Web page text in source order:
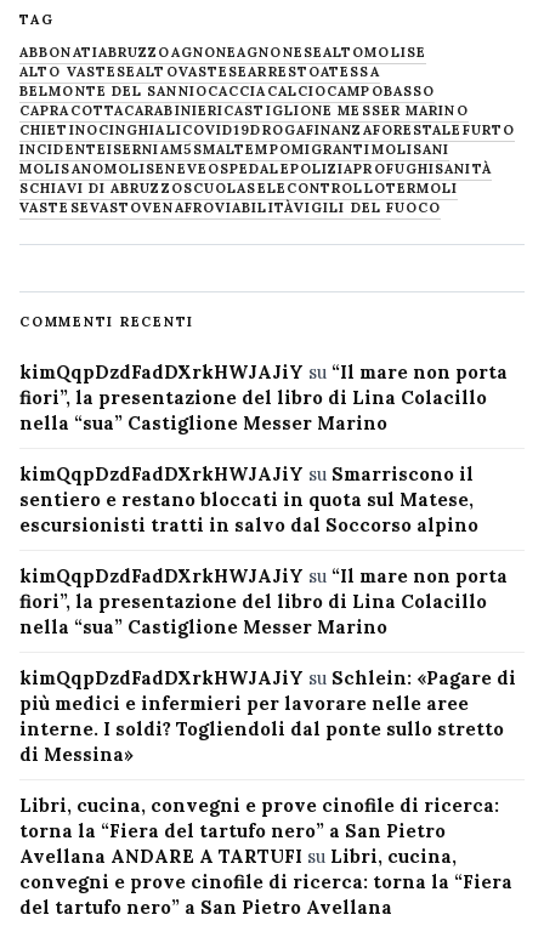
TAG
ABBONATIABRUZZOAGNONEAGNONESEALTOMOLISE
ALTO VASTESEALTOVASTESEARRESTOATESSA
BELMONTE DEL SANNIOCACCIACALCIOCAMPOBASSO
CAPRACOTTACARABINIERICASTIGLIONE MESSER MARINO
CHIETINOCINGHIALICOVID19DROGAFINANZAFORESTALE FURTO
INCIDENTEISERNIAM5SMALTEMPOMIGRANTIMOLISANI
MOLISANOMOLISENEVE OSPEDALEPOLIZIAPROFUGHISANITÀ
SCHIAVI DI ABRUZZOSCUOLASELECONTROLLOTERMOLI
VASTESEVASTOVENAFROVIABILITÀVIGILI DEL FUOCO
COMMENTI RECENTI
kimQqpDzdFadDXrkHWJAJiY su “Il mare non porta
fiori”, la presentazione del libro di Lina Colacillo
nella “sua” Castiglione Messer Marino
kimQqpDzdFadDXrkHWJAJiY su Smarriscono il
sentiero e restano bloccati in quota sul Matese,
escursionisti tratti in salvo dal Soccorso alpino
kimQqpDzdFadDXrkHWJAJiY su “Il mare non porta
fiori”, la presentazione del libro di Lina Colacillo
nella “sua” Castiglione Messer Marino
kimQqpDzdFadDXrkHWJAJiY su Schlein: «Pagare di
più medici e infermieri per lavorare nelle aree
interne. I soldi? Togliendoli dal ponte sullo stretto
di Messina»
Libri, cucina, convegni e prove cinofile di ricerca:
torna la “Fiera del tartufo nero” a San Pietro
Avellana ANDARE A TARTUFI su Libri, cucina,
convegni e prove cinofile di ricerca: torna la “Fiera
del tartufo nero” a San Pietro Avellana